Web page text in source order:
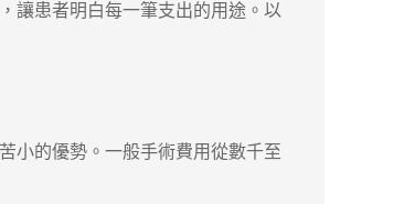
讓患者明白每一筆支出的用途。以
小的優勢。一般手術費用從數千至